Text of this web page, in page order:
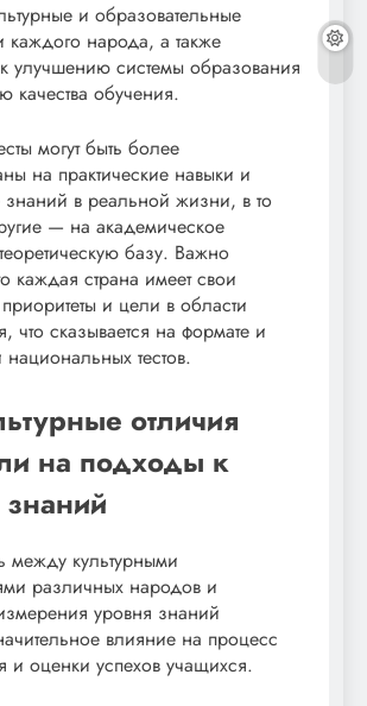
и образовательные
каждого народа, а также
улучшению системы образования
качества обучения.
могут быть более
на практические навыки и
в реальной жизни, в то
— на академическое
базу. Важно
каждая страна имеет свои
и цели в области
что сказывается на формате и
тестов.
отличия
на подходы к
между культурными
различных народов и
уровня знаний
влияние на процесс
и оценки успехов учащихся.